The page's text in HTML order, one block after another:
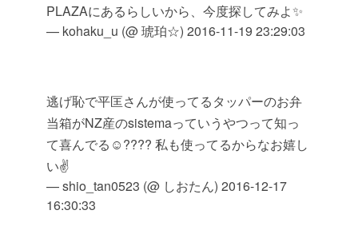
PLAZAにあるらしいから、今度探してみよ✨
— kohaku_u (@ 琥珀☆) 2016-11-19 23:29:03
逃げ恥で平匡さんが使ってるタッパーのお弁
当箱がNZ産のsistemaっていうやつって知っ
て喜んでる☺️???? 私も使ってるからなお嬉し
い✌️
— shio_tan0523 (@ しおたん) 2016-12-17
16:30:33